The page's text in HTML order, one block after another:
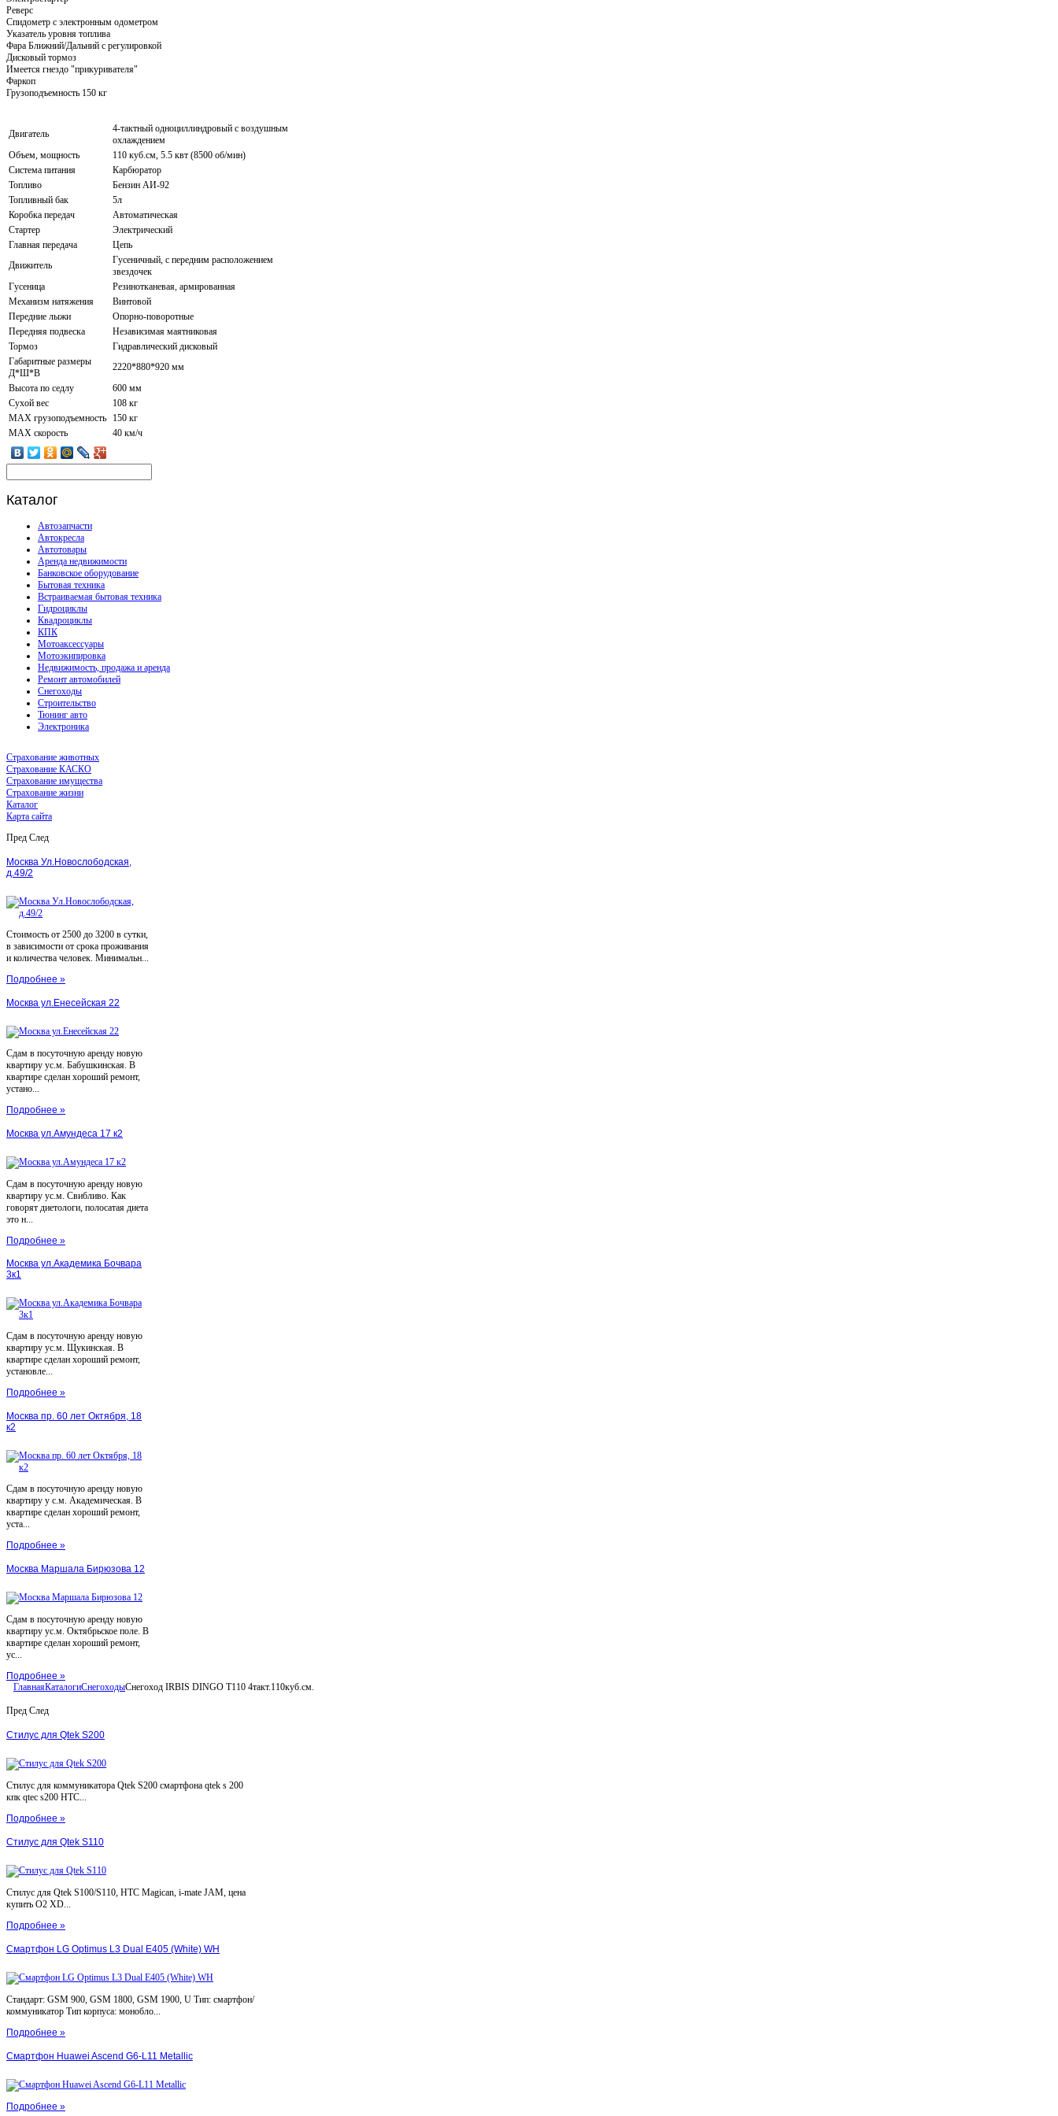
Реверс
Спидометр с электронным одометром
Указатель уровня топлива
Фара Ближний/Дальний с регулировкой
Дисковый тормоз
Имеется гнездо "прикуривателя"
Фаркоп
Грузоподъемность 150 кг
Двигатель
4-тактный одноциллиндровый с воздушным
охлаждением
Объем, мощность
110 куб.см, 5.5 квт (8500 об/мин)
Система питания
Карбюратор
Топливо
Бензин АИ-92
Топливный бак
5л
Коробка передач
Автоматическая
Стартер
Электрический
Главная передача
Цепь
Движитель
Гусеничный, с передним расположением
звездочек
Гусеница
Резинотканевая, армированная
Механизм натяжения
Винтовой
Передние лыжи
Опорно-поворотные
Передняя подвеска
Независимая маятниковая
Тормоз
Гидравлический дисковый
Габаритные размеры
Д*Ш*В
2220*880*920 мм
Высота по седлу
600 мм
Сухой вес
108 кг
MAX грузоподъемность
150 кг
MAX скорость
40 км/ч
Каталог
Автозапчасти
Автокресла
Автотовары
Аренда недвижимости
Банковское оборудование
Бытовая техника
Встраиваемая бытовая техника
Гидроциклы
Квадроциклы
КПК
Мотоаксессуары
Мотоэкипировка
Недвижимость, продажа и аренда
Ремонт автомобилей
Снегоходы
Строительство
Тюнинг авто
Электроника
Страхование животных
Страхование КАСКО
Страхование имущества
Страхование жизни
Каталог
Карта сайта
Пред След
Москва Ул.Новослободская,
д.49/2
Стоимость от 2500 до 3200 в сутки,
в зависимости от срока проживания
и количества человек. Минимальн...
Подробнее »
Москва ул.Енесейская 22
Сдам в посуточную аренду новую
квартиру ус.м. Бабушкинская. В
квартире сделан хороший ремонт,
устано...
Подробнее »
Москва ул.Амундеса 17 к2
Сдам в посуточную аренду новую
квартиру ус.м. Свибливо. Как
говорят диетологи, полосатая диета
это н...
Подробнее »
Москва ул.Академика Бочвара
3к1
Сдам в посуточную аренду новую
квартиру ус.м. Щукинская. В
квартире сделан хороший ремонт,
установле...
Подробнее »
Москва пр. 60 лет Октября, 18
к2
Сдам в посуточную аренду новую
квартиру у с.м. Академическая. В
квартире сделан хороший ремонт,
уста...
Подробнее »
Москва Маршала Бирюзова 12
Сдам в посуточную аренду новую
квартиру ус.м. Октябрьское поле. В
квартире сделан хороший ремонт,
ус...
Подробнее »
ГлавнаяКаталогиСнегоходыСнегоход IRBIS DINGO T110 4такт.110куб.см.
Пред След
Стилус для Qtek S200
Стилус для коммуникатора Qtek S200 смартфона qtek s 200
кпк qtec s200 HTC...
Подробнее »
Стилус для Qtek S110
Стилус для Qtek S100/S110, HTC Magican, i-mate JAM, цена
купить O2 XD...
Подробнее »
Смартфон LG Optimus L3 Dual E405 (White) WH
Стандарт: GSM 900, GSM 1800, GSM 1900, U Тип: смартфон/
коммуникатор Тип корпуса: монобло...
Подробнее »
Смартфон Huawei Ascend G6-L11 Metallic
Подробнее »